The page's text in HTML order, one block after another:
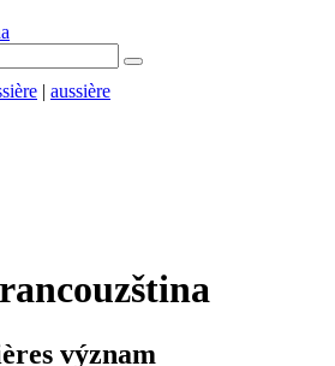
| aussière
význam